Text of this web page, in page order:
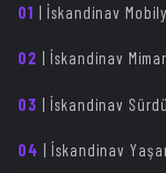
01 | İskandinav
02 | İskandinav
03 | İskandinav
04 | İskandinav